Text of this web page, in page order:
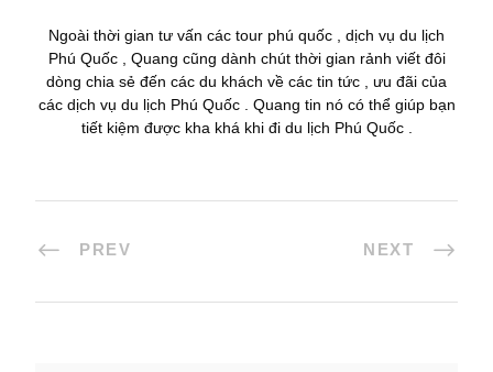
Ngoài thời gian tư vấn các tour phú quốc , dịch vụ du lịch
Phú Quốc , Quang cũng dành chút thời gian rảnh viết đôi
dòng chia sẻ đến các du khách về các tin tức , ưu đãi của
các dịch vụ du lịch Phú Quốc . Quang tin nó có thể giúp bạn
tiết kiệm được kha khá khi đi du lịch Phú Quốc .
PREV NEXT